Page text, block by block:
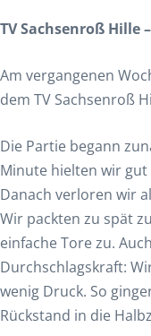
TV Sachsenroß Hille
Am vergangenen
dem TV Sachsenroß
Die Partie begann
Minute hielten wir
Danach verloren wir
Wir packten zu spät
einfache Tore zu.
Durchschlagskraft:
wenig Druck. So
Rückstand in die